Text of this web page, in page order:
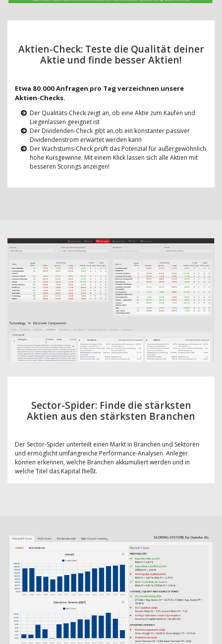
Aktien-Check: Teste die Qualität deiner
Aktie und finde besser Aktien!
Etwa 80.000 Anfragen pro Tag verzeichnen unsere
Aktien-Checks.
Der Qualitäts-Check zeigt an, ob eine Aktie zum Kaufen und
Liegenlassen geeignet ist
Der Dividenden-Check gibt an,ob ein konstanter passiver
Dividendenstrom erwartet werden kann
Der Wachstums-Check prüft das Potenzial für außergewöhnlich
hohe Kursgewinne. Mit einem Klick lassen sich alle Aktien mit
besseren Scorings anzeigen!
Sector-Spider: Finde die stärksten
Aktien aus den stärksten Branchen
Der Sector-Spider unterteilt einen Markt in Branchen und Sektoren
und ermöglicht umfangreiche Performance-Analysen. Anleger
können erkennen, welche Branchen akkumuliert werden und in
welche Titel das Kapital fließt.